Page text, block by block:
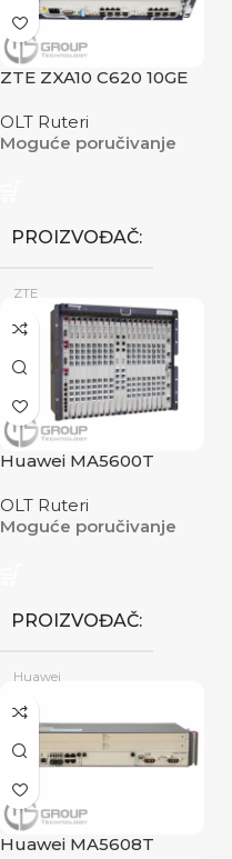
ZTE ZXA10 C620 10GE
OLT Ruteri
Moguće poručivanje
PROIZVOĐAČ
ZTE
STANJE Novo
Huawei MA5600T
OLT Ruteri
Moguće poručivanje
PROIZVOĐAČ
Huawei
STANJE Novo
Huawei MA5608T